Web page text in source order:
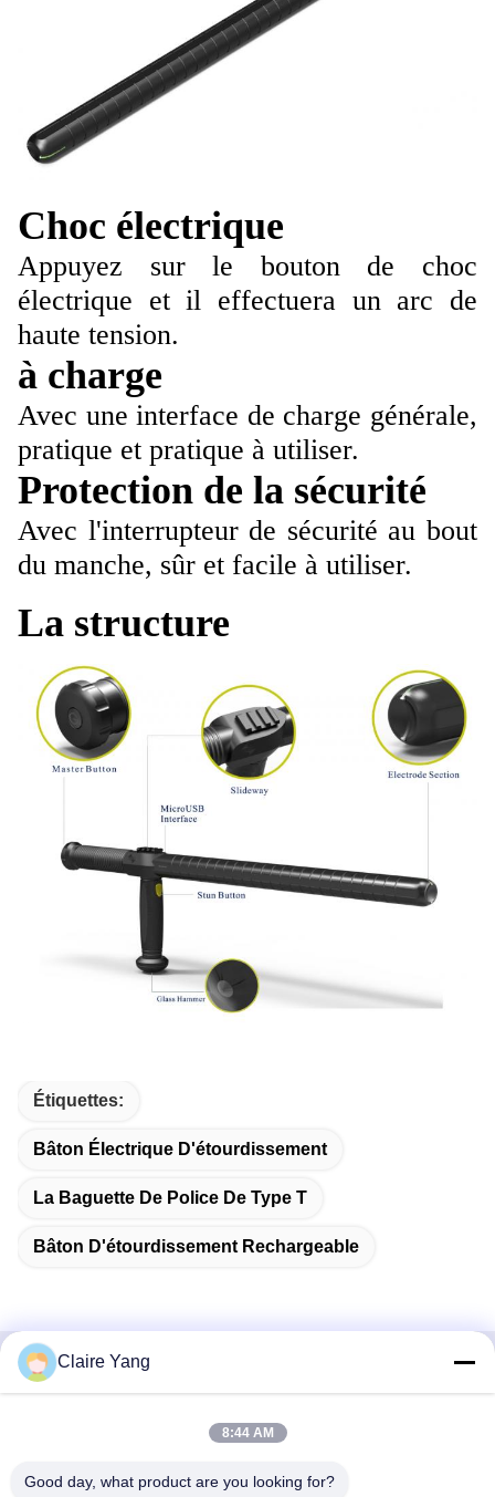
Choc électrique
Appuyez sur le bouton de choc
électrique et il effectuera un arc de
haute tension.
à charge
Avec une interface de charge générale,
pratique et pratique à utiliser.
Protection de la sécurité
Avec l'interrupteur de sécurité au bout
du manche, sûr et facile à utiliser.
La structure
Étiquettes:
Bâton Électrique D'étourdissement
La Baguette De Police De Type T
Bâton D'étourdissement Rechargeable
Contactez rapidement
Communauté de Qinghu, District de Longhua, Ville de
Claire Yang
8:44 AM
Good day, what product are you looking for?